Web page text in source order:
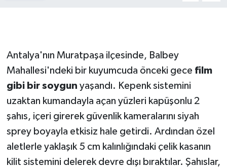
Antalya'nın Muratpaşa ilçesinde, Balbey
Mahallesi'ndeki bir kuyumcuda önceki gece film
gibi bir soygun yaşandı. Kepenk sistemini
uzaktan kumandayla açan yüzleri kapüşonlu 2
şahıs, içeri girerek güvenlik kameralarını siyah
sprey boyayla etkisiz hale getirdi. Ardından özel
aletlerle yaklaşık 5 cm kalınlığındaki çelik kasanın
kilit sistemini delerek devre dışı bıraktılar. Şahıslar,